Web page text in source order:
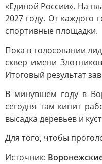
«Единой России». На
2027 году. От каждого
спортивные площадки.
Пока в голосовании
сквер имени
Итоговый результат
В минувшем году в
сегодня там кипит
высадка деревьев и
Для того, чтобы
Источник: